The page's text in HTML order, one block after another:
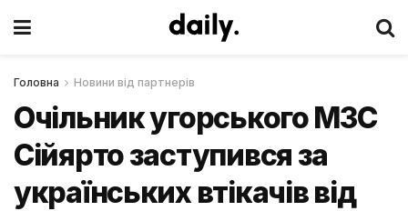
Головна Новини від партнерів
Очільник угорського МЗС
Сійярто заступився за
українських втікачів від